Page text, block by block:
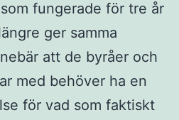
fungerade för tre år
ger samma
att de byråer och
med behöver ha en
för vad som faktiskt